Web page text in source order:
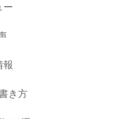
ー
報
き方